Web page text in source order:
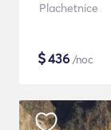
Plachetnice
$436 /noc